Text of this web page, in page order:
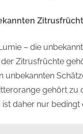
– die
Zitrusfrüchte
unbekannten
gehört zu
daher nur bedingt